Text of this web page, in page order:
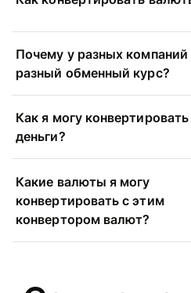
Почему у разных компаний
разный обменный курс?
Как я могу
деньги?
Какие валюты я могу
конвертировать с этим
конвертором валют?